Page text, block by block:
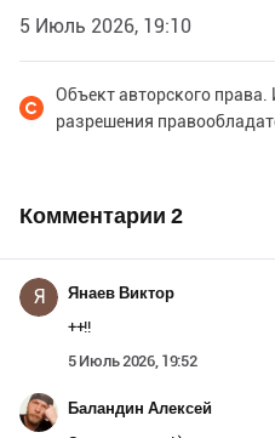
5 Июль 2026, 19:10
Объект авторского права.
разрешения
Комментарии 2
Я Янаев Виктор
++!!
5 Июль 2026, 19:52
Баландин Алексей